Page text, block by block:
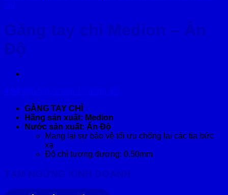
chì
Găng tay chì Medion – Ấn
Độ
4.94 trên 5 dựa trên 18 đánh giá
GĂNG TAY CHÌ
Hãng sản xuất: Medion
Nước sản xuất: Ấn Độ
Mang lại sự bảo vệ tối ưu chống lại các tia bức
xạ
Độ chì tương đương: 0.50mm
TẠM NGỪNG KINH DOANH